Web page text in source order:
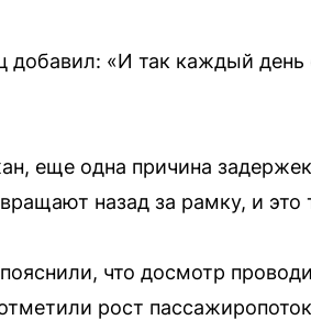
добавил: «И так каждый
еще одна причина
назад за рамку, и это
что досмотр
рост